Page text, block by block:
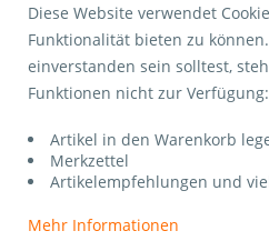
Für jedes Gericht die
Anlass: Grillpfannen,
mehr erfahren »
Filtern
Diese Website verwendet
Funktionalität bieten zu
einverstanden sein solltest,
Funktionen nicht zur Verfügung:
Artikel in den Warenkorb
Merkzettel
Artikelempfehlungen und
Mehr Informationen